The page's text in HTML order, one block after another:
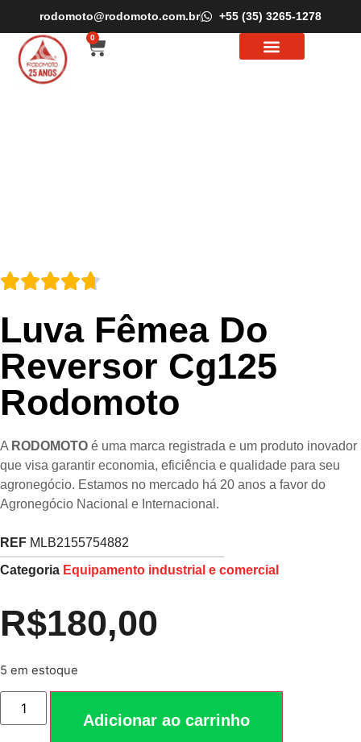
rodomoto@rodomoto.com.br +55 (35) 3265-1278
0
Luva Fêmea Do
Reversor Cg125
Rodomoto
A RODOMOTO é uma marca registrada e um produto inovador
que visa garantir economia, eficiência e qualidade para seu
agronegócio. Estamos no mercado há 20 anos a favor do
Agronegócio Nacional e Internacional.
REF MLB2155754882
Categoria Equipamento industrial e comercial
R$180,00
5 em estoque
Adicionar ao carrinho